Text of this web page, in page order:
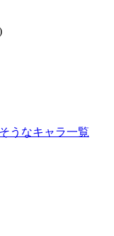
うなキャラ一覧